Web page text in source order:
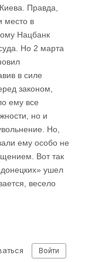
Правда,
место в
Нацбанк
Но 2 марта
в силе
законом,
ему все
но и
Но,
ему особо не
Вот так
ушел
весело